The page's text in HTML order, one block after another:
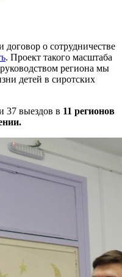
о сотрудничестве
. Проект такого масштаба
региона мы
детей в сиротских
37 выездов в 11 регионов